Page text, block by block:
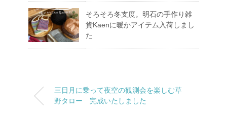
そろそろ冬支度。明石の手作り雑
貨Kaenに暖かアイテム入荷しまし
た
三日月に乗って夜空の観測会を楽しむ草
野タロー 完成いたしました